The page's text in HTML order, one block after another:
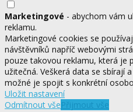
Marketingové - abychom vám
reklamu.
Marketingové cookies se
návštěvníků napříč webovými
pouze takovou reklamu, která je
užitečná. Veškerá data se sbírají
možné je spojit s konkrétní
Uložit nastavení
Odmítnout všePřijmout vše